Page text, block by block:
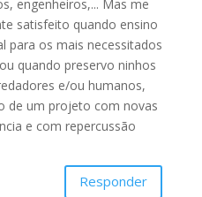
engenheiros,... Mas me
satisfeito quando ensino
para os mais necessitados
quando preservo ninhos
e/ou humanos,
de um projeto com novas
e com repercussão
Responder